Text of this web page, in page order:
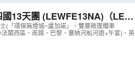
13天團 (LEWFE13NA) （LEW
(「環保無煙城~盧加諾」、雙層敞篷纜車
蘭西區、南錫、巴黎、塞納河船河遊+午宴)、英